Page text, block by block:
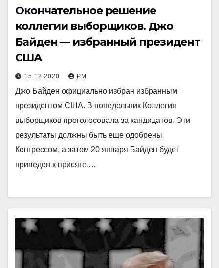
Окончательное решение
коллегии выборщиков. Джо
Байден — избранный президент
США
15.12.2020 РМ
Джо Байден официально избран избранным
президентом США. В понедельник Коллегия
выборщиков проголосовала за кандидатов. Эти
результаты должны быть еще одобрены
Конгрессом, а затем 20 января Байден будет
приведен к присяге.…